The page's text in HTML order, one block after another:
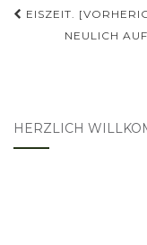
EISZEIT.
NEULICH
HERZLICH